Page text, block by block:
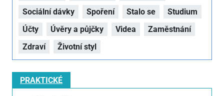
Sociální dávky
Spoření Stalo se
Studium
Účty
Úvěry a půjčky Videa
Zaměstnání
Zdraví
Životní styl
PRAKTICKÉ